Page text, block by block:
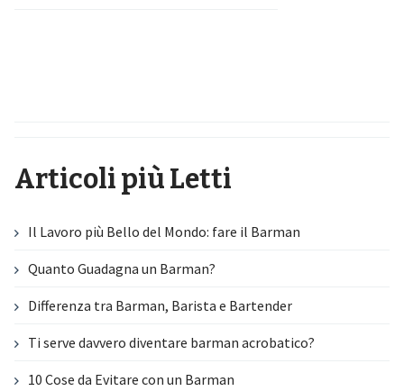
Articoli più Letti
Il Lavoro più Bello del Mondo: fare il Barman
Quanto Guadagna un Barman?
Differenza tra Barman, Barista e Bartender
Ti serve davvero diventare barman acrobatico?
10 Cose da Evitare con un Barman